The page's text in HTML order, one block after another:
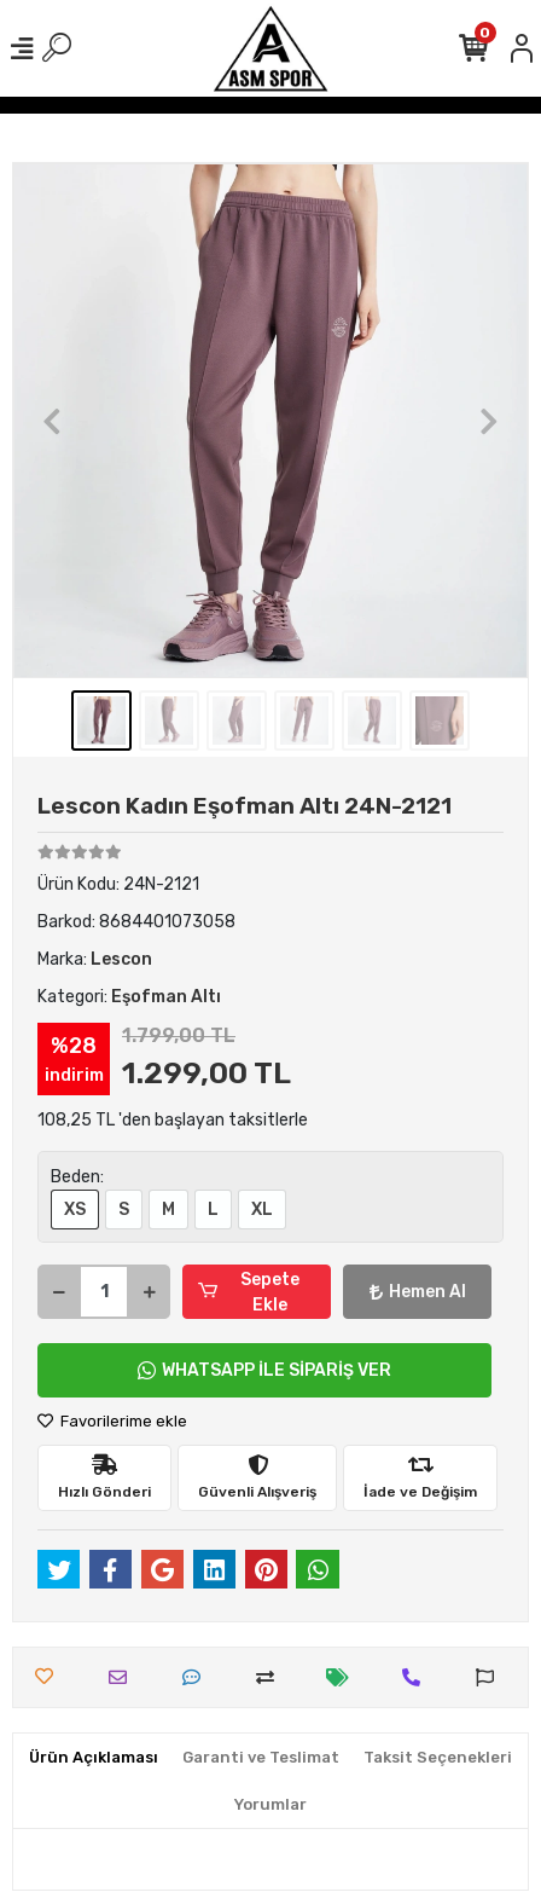
Kargo Ücretsiz! 500 TL Üzeri Tüm Alışverişlerinizde
0
Lescon Kadın Eşofman Altı 24N-2121
Ürün Kodu: 24N-2121
Barkod: 8684401073058
Marka: Lescon
Kategori: Eşofman Altı
%28
indirim
1.799,00 TL
1.299,00 TL
108,25 TL 'den başlayan taksitlerle
Beden:
XS
S M L XL
Sepete
Ekle
Hemen Al
WHATSAPP İLE SİPARİŞ VER
Favorilerime ekle
Hızlı Gönderi Güvenli Alışveriş İade ve Değişim
Ürün Açıklaması Garanti ve Teslimat Taksit Seçenekleri
Yorumlar